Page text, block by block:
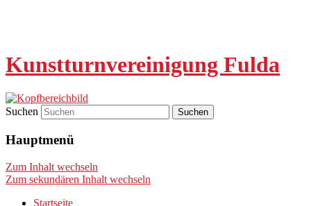
Kunstturnvereinigung Fulda
Suchen
Hauptmenü
Zum Inhalt wechseln
Zum sekundären Inhalt wechseln
Startseite